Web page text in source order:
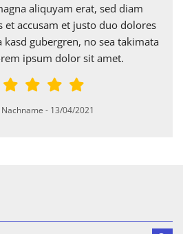
aliquyam erat, sed diam
et accusam et justo duo dolores
kasd gubergren, no sea takimata
ipsum dolor sit amet.
- 13/04/2021